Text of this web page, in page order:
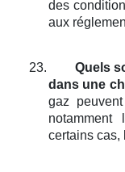
des
aux
23.
Quels
dans une
gaz
certains cas,